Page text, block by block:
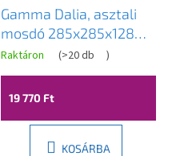
Gamma Dalia, asztali
mosdó 285x285x128
mm, fényes fehér,
GMA-UC-DALIA
Raktáron (>20 db )
19 770 Ft
KOSÁRBA